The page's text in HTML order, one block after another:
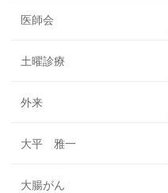
医師会
土曜診療
外来
大平 雅一
大腸がん